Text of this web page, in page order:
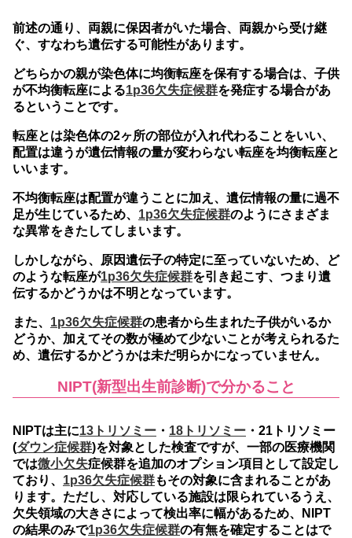
前述の通り、両親に保因者がいた場合、両親から受け継
ぐ、すなわち遺伝する可能性があります。
どちらかの親が染色体に均衡転座を保有する場合は、子供
が不均衡転座による1p36欠失症候群を発症する場合があ
るということです。
転座とは染色体の2ヶ所の部位が入れ代わることをいい、
配置は違うが遺伝情報の量が変わらない転座を均衡転座と
いいます。
不均衡転座は配置が違うことに加え、遺伝情報の量に過不
足が生じているため、 1p36欠失症候群のようにさまざま
な異常をきたしてしまいます。
しかしながら、原因遺伝子の特定に至っていないため、ど
のような転座が1p36欠失症候群を引き起こす、つまり遺
伝するかどうかは不明となっています。
また、 1p36欠失症候群の患者から生まれた子供がいるか
どうか、加えてその数が極めて少ないことが考えられるた
め、遺伝するかどうかは未だ明らかになっていません。
NIPT(新型出生前診断)で分かること
NIPTは主に13トリソミー ・ 18トリソミー ・21トリソミー
(ダウン症候群)を対象とした検査ですが、一部の医療機関
では微小欠失症候群を追加のオプション項目として設定し
ており、 1p36欠失症候群もその対象に含まれることがあ
ります。ただし、対応している施設は限られているうえ、
欠失領域の大きさによって検出率に幅があるため、NIPT
の結果のみで1p36欠失症候群の有無を確定することはで